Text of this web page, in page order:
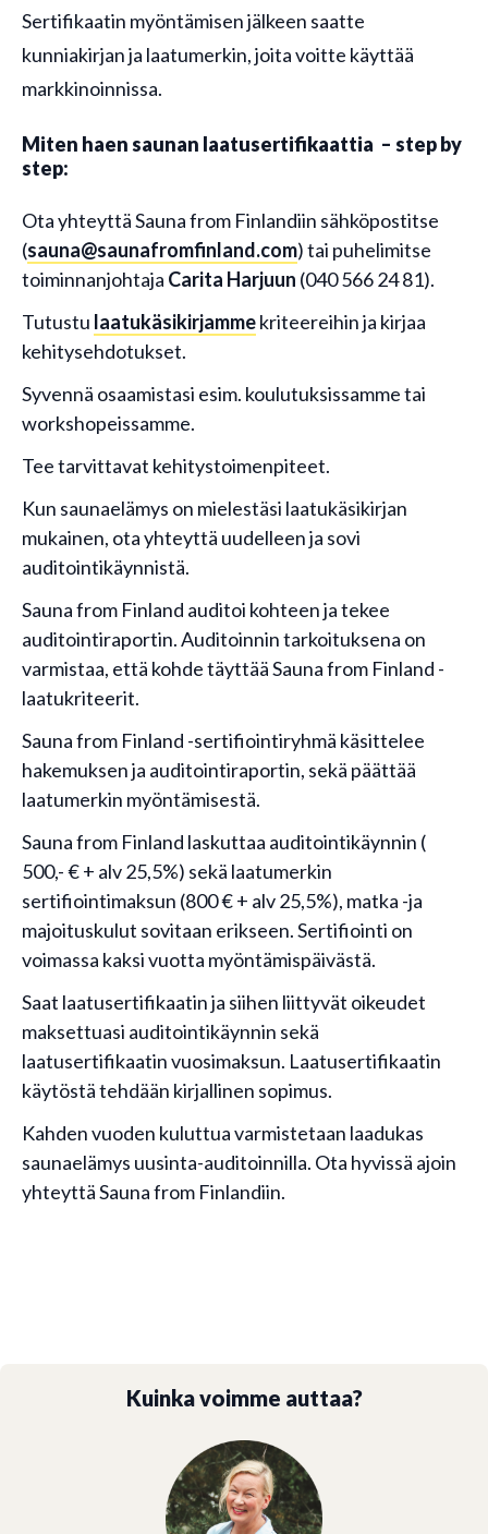
Sertifikaatin myöntämisen jälkeen saatte
kunniakirjan ja laatumerkin, joita voitte käyttää
markkinoinnissa.
Miten haen saunan laatusertifikaattia – step by
step:
Ota yhteyttä Sauna from Finlandiin sähköpostitse
(sauna@saunafromfinland.com) tai puhelimitse
toiminnanjohtaja Carita Harjuun (040 566 24 81).
Tutustu laatukäsikirjammekriteereihin ja kirjaa
kehitysehdotukset.
Syvennä osaamistasi esim. koulutuksissamme tai
workshopeissamme.
Tee tarvittavat kehitystoimenpiteet.
Kun saunaelämys on mielestäsi laatukäsikirjan
mukainen, ota yhteyttä uudelleen ja sovi
auditointikäynnistä.
Sauna from Finland auditoi kohteen ja tekee
auditointiraportin. Auditoinnin tarkoituksena on
varmistaa, että kohde täyttää Sauna from Finland -
laatukriteerit.
Sauna from Finland -sertifiointiryhmä käsittelee
hakemuksen ja auditointiraportin, sekä päättää
laatumerkin myöntämisestä.
Sauna from Finland laskuttaa auditointikäynnin (
500,- € + alv 25,5%) sekä laatumerkin
sertifiointimaksun (800 € + alv 25,5%), matka -ja
majoituskulut sovitaan erikseen. Sertifiointi on
voimassa kaksi vuotta myöntämispäivästä.
Saat laatusertifikaatin ja siihen liittyvät oikeudet
maksettuasi auditointikäynnin sekä
laatusertifikaatin vuosimaksun. Laatusertifikaatin
käytöstä tehdään kirjallinen sopimus.
Kahden vuoden kuluttua varmistetaan laadukas
saunaelämys uusinta-auditoinnilla. Ota hyvissä ajoin
yhteyttä Sauna from Finlandiin.
Kuinka voimme auttaa?